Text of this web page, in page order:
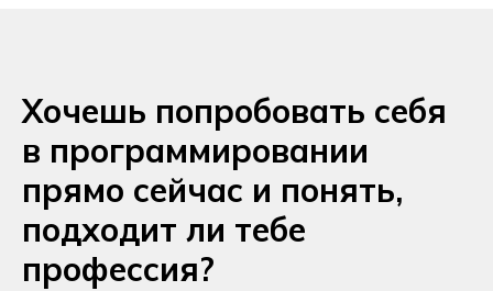
Хочешь попробовать себя
в программировании
прямо сейчас и понять,
подходит ли тебе
профессия?